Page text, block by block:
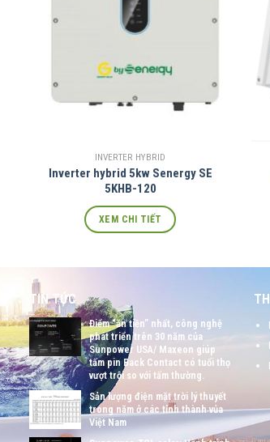
INVERTER HYBRID
Inverter hybrid 5kw Senergy SE
5KHB-120
XEM CHI TIẾT
TIN TỨC
Điểm “ăn tiền” nhất, công nghệ
phát triển trên 30 năm của
Sunpower USA/ Maxeon giúp
tấm pin Back Contact có tuổi thọ
vượt trội so với tấm thường.
Sản lượng điện mặt trời lý thuyết
trong năm ở các tỉnh thành vủa
Việt Nam